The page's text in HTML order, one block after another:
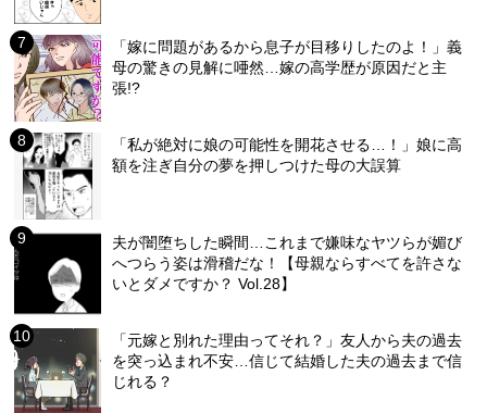
「嫁に問題があるから息子が目移りしたのよ！」義
母の驚きの見解に唖然…嫁の高学歴が原因だと主
張!?
「私が絶対に娘の可能性を開花させる…！」娘に高
額を注ぎ自分の夢を押しつけた母の大誤算
夫が闇堕ちした瞬間…これまで嫌味なヤツらが媚び
へつらう姿は滑稽だな！【母親ならすべてを許さな
いとダメですか？ Vol.28】
「元嫁と別れた理由ってそれ？」友人から夫の過去
を突っ込まれ不安…信じて結婚した夫の過去まで信
じれる？